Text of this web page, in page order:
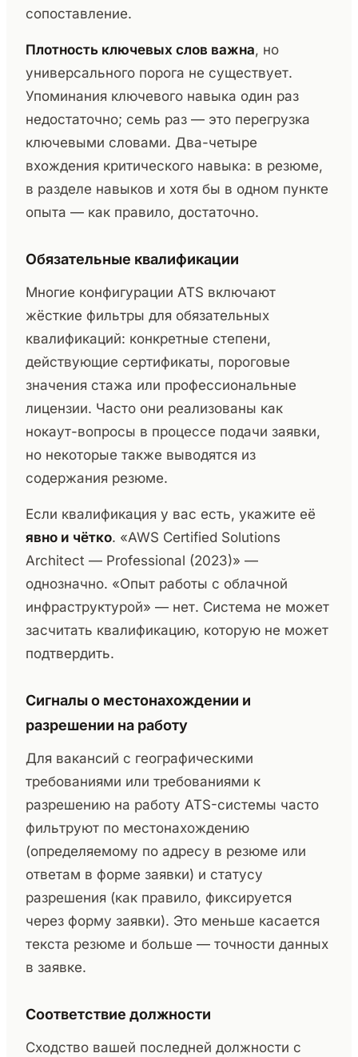
сопоставление.
Плотность ключевых слов важна, но
универсального порога не существует.
Упоминания ключевого навыка один раз
недостаточно; семь раз — это перегрузка
ключевыми словами. Два-четыре
вхождения критического навыка: в резюме,
в разделе навыков и хотя бы в одном пункте
опыта — как правило, достаточно.
Обязательные квалификации
Многие конфигурации ATS включают
жёсткие фильтры для обязательных
квалификаций: конкретные степени,
действующие сертификаты, пороговые
значения стажа или профессиональные
лицензии. Часто они реализованы как
нокаут-вопросы в процессе подачи заявки,
но некоторые также выводятся из
содержания резюме.
Если квалификация у вас есть, укажите её
явно и чётко. «AWS Certified Solutions
Architect — Professional (2023)» —
однозначно. «Опыт работы с облачной
инфраструктурой» — нет. Система не может
засчитать квалификацию, которую не может
подтвердить.
Сигналы о местонахождении и
разрешении на работу
Для вакансий с географическими
требованиями или требованиями к
разрешению на работу ATS-системы часто
фильтруют по местонахождению
(определяемому по адресу в резюме или
ответам в форме заявки) и статусу
разрешения (как правило, фиксируется
через форму заявки). Это меньше касается
текста резюме и больше — точности данных
в заявке.
Соответствие должности
Сходство вашей последней должности с